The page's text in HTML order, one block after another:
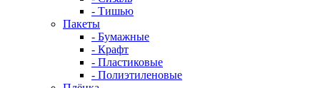
- Тишью
Пакеты
- Бумажные
- Крафт
- Пластиковые
- Полиэтиленовые